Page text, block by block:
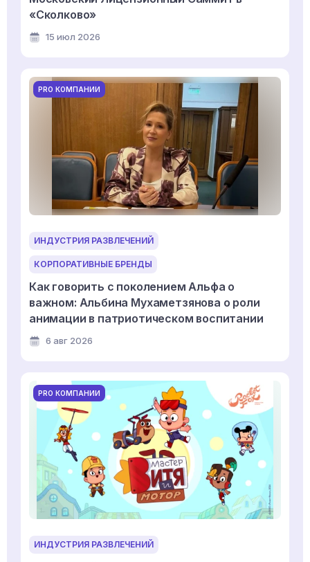
«Сколково»
15 июл 2026
PRO КОМПАНИИ
ИНДУСТРИЯ РАЗВЛЕЧЕНИЙ
КОРПОРАТИВНЫЕ БРЕНДЫ
Как говорить с поколением Альфа о
важном: Альбина Мухаметзянова о роли
анимации в патриотическом воспитании
6 авг 2026
PRO КОМПАНИИ
ИНДУСТРИЯ РАЗВЛЕЧЕНИЙ